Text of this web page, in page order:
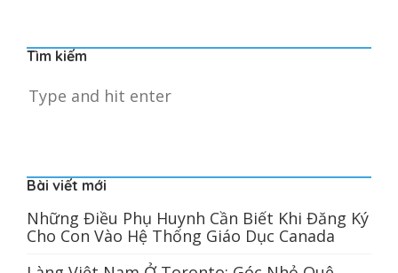
Tìm kiếm
Bài viết mới
Những Điều Phụ Huynh Cần Biết Khi Đăng Ký
Cho Con Vào Hệ Thống Giáo Dục Canada